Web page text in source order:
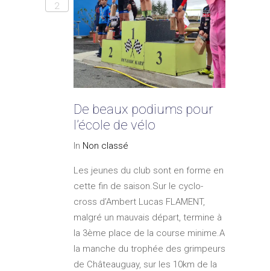
2
De beaux podiums pour
l’école de vélo
In Non classé
Les jeunes du club sont en forme en
cette fin de saison.Sur le cyclo-
cross d’Ambert Lucas FLAMENT,
malgré un mauvais départ, termine à
la 3ème place de la course minime.A
la manche du trophée des grimpeurs
de Châteauguay, sur les 10km de la